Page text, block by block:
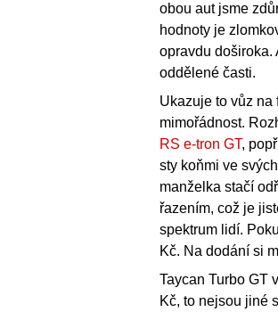
obou aut jsme
hodnoty je
opravdu doširoka.
oddělené časti.
Ukazuje to vůz na
mimořádnost.
RS e-tron GT,
sty koňmi ve
manželka stačí
řazením, což je
spektrum lidí.
Kč. Na dodání si
Taycan Turbo GT
Kč, to nejsou jiné